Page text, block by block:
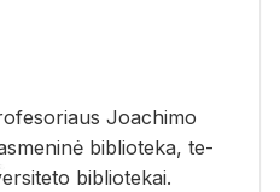
Jo­a­chi­mo
bi­b­lio­te­ka, te­
bi­b­lio­te­kai.